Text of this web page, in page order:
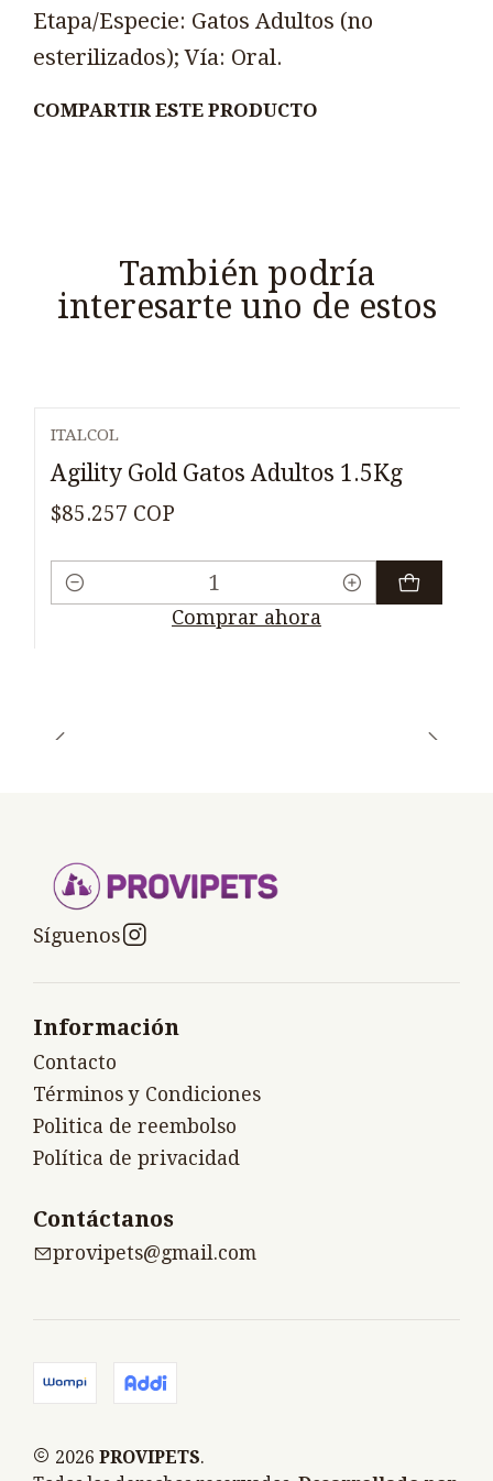
Etapa/Especie: Gatos Adultos (no
esterilizados); Vía: Oral.
COMPARTIR ESTE PRODUCTO
También podría
interesarte uno de estos
ITALCOL
Agility Gold Gatos Adultos 1.5Kg
$85.257 COP
Cantidad
Comprar ahora
Síguenos
Información
Contacto
Términos y Condiciones
Politica de reembolso
Política de privacidad
Contáctanos
provipets@gmail.com
2026 PROVIPETS.